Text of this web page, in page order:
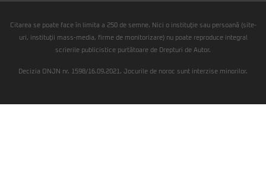
Citarea se poate face în limita a 250 de semne. Nici o instituţie sau persoană (site-
uri, instituţii mass-media, firme de monitorizare) nu poate reproduce integral
scrierile publicistice purtătoare de Drepturi de Autor.
Decizia ONJN nr. 1598/16.09.2021. Jocurile de noroc sunt interzise minorilor.